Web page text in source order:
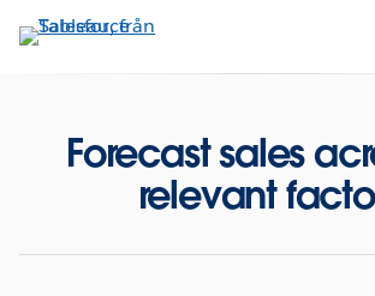
vidare
Forecast sales
relevant